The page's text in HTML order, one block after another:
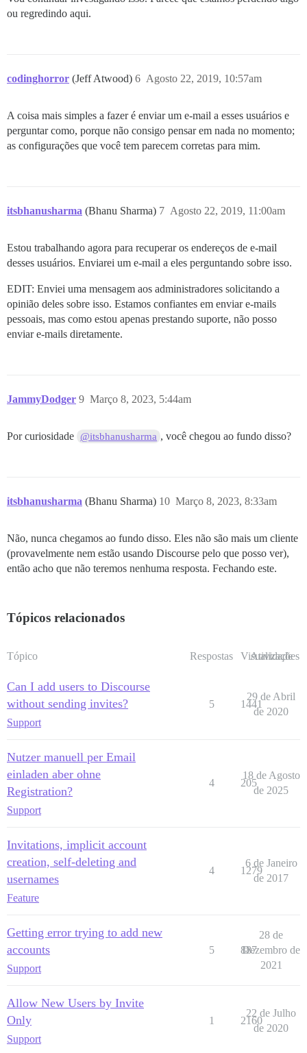
ou regredindo aqui.
codinghorror (Jeff Atwood) Agosto 22, 2019, 10:57am
6
A coisa mais simples a fazer é enviar um e-mail a esses usuários e
perguntar como, porque não consigo pensar em nada no momento;
as configurações que você tem parecem corretas para mim.
itsbhanusharma (Bhanu Sharma) Agosto 22, 2019, 11:00am
7
Estou trabalhando agora para recuperar os endereços de e-mail
desses usuários. Enviarei um e-mail a eles perguntando sobre isso.
EDIT: Enviei uma mensagem aos administradores solicitando a
opinião deles sobre isso. Estamos confiantes em enviar e-mails
pessoais, mas como estou apenas prestando suporte, não posso
enviar e-mails diretamente.
JammyDodger Março 8, 2023, 5:44am
9
Por curiosidade @itsbhanusharma , você chegou ao fundo disso?
itsbhanusharma (Bhanu Sharma) Março 8, 2023, 8:33am
10
Não, nunca chegamos ao fundo disso. Eles não são mais um cliente
(provavelmente nem estão usando Discourse pelo que posso ver),
então acho que não teremos nenhuma resposta. Fechando este.
Tópicos relacionados
Tópico Respostas Visualizações
Atividade
Can I add users to Discourse
without sending invites?
Support
5 1441
29 de Abril
de 2020
Nutzer manuell per Email
einladen aber ohne
Registration?
Support
4 205
18 de Agosto
de 2025
Invitations, implicit account
creation, self-deleting and
usernames
Feature
4 1279
6 de Janeiro
de 2017
Getting error trying to add new
accounts
Support
5 887
28 de
Dezembro de
2021
Allow New Users by Invite
Only
Support
1 2160
22 de Julho
de 2020